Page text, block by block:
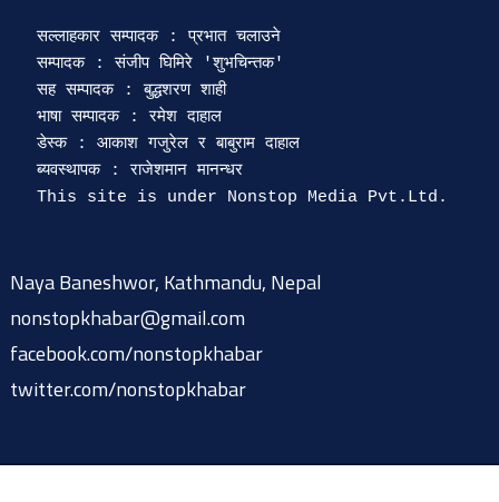
सल्लाहकार सम्पादक : प्रभात चलाउने
सम्पादक : संजीप घिमिरे 'शुभचिन्तक'
सह सम्पादक : बुद्धशरण शाही
भाषा सम्पादक : रमेश दाहाल
डेस्क : आकाश गजुरेल र बाबुराम दाहाल
ब्यवस्थापक : राजेशमान मानन्धर
Naya Baneshwor, Kathmandu, Nepal
nonstopkhabar@gmail.com
facebook.com/nonstopkhabar
twitter.com/nonstopkhabar